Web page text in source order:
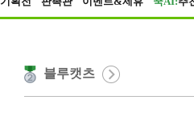
블루캣츠